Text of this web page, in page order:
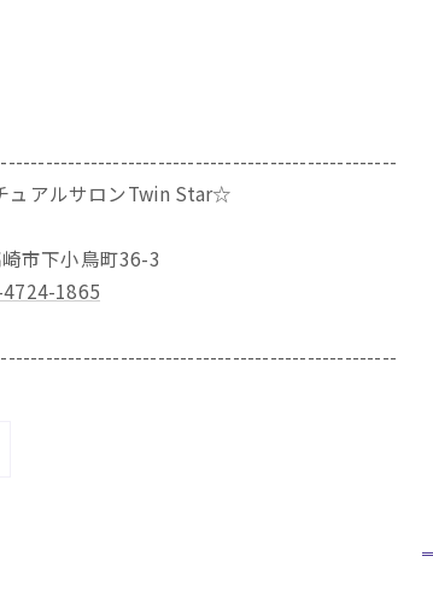
ュアルサロンTwin Star☆
市下小鳥町36-3
1865